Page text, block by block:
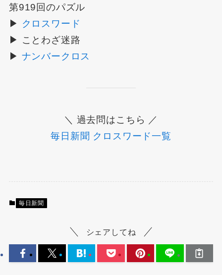
第919回のパズル
▶
クロスワード
▶ ことわざ迷路
▶ ナンバークロス
＼ 過去問はこちら ／
毎日新聞 クロスワード一覧
毎日新聞
シェアしてね